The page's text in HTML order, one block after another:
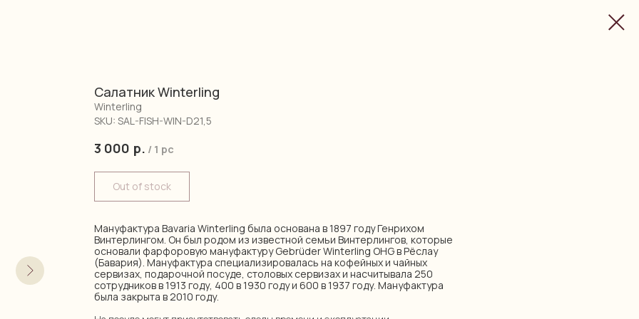
Салатник Winterling
Winterling
SKU: SAL-FISH-WIN-D21,5
3 000 р. / 1 pc
Out of stock
Мануфактура Bavaria Winterling была основана в 1897 году Генрихом
Винтерлингом. Он был родом из известной семьи Винтерлингов, которые
основали фарфоровую мануфактуру Gebrüder Winterling OHG в Рёслау
(Бавария). Мануфактура специализировалась на кофейных и чайных
сервизах, подарочной посуде, столовых сервизах и насчитывала 250
сотрудников в 1913 году, 400 в 1930 году и 600 в 1937 году. Мануфактура
была закрыта в 2010 году.